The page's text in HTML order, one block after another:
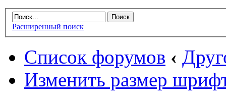
Расширенный поиск
Список форумов ‹
Изменить размер